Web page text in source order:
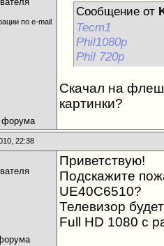
по e-mail
Сообщение от
Тест1
Phil1080p
Phil 720p
Скачал на
картинки?
22:38
Приветствую!
Подскажите
UE40C6510?
Телевизор
Full HD 1080 с